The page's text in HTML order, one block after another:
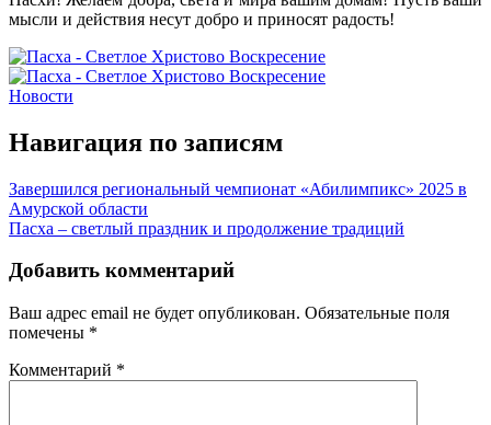
мысли и действия несут добро и приносят радость!
Новости
Навигация по записям
Завершился региональный чемпионат «Абилимпикс» 2025 в
Амурской области
Пасха – светлый праздник и продолжение традиций
Добавить комментарий
Ваш адрес email не будет опубликован. Обязательные поля
помечены *
Комментарий *